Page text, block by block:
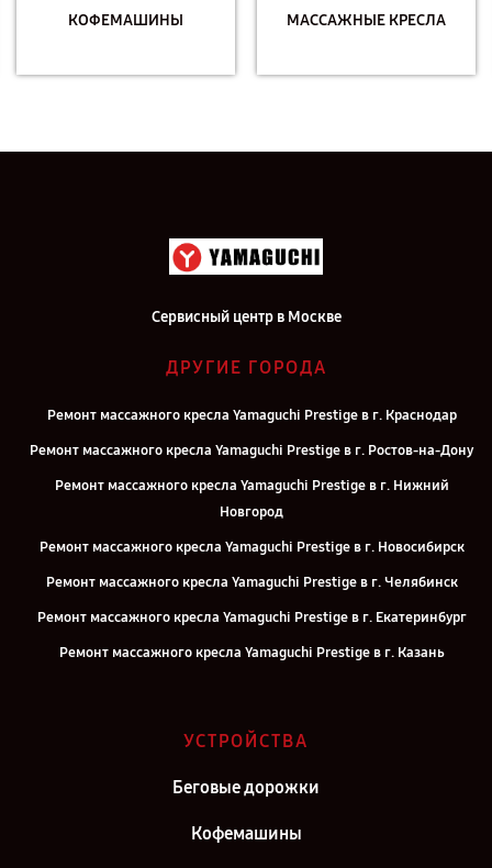
КОФЕМАШИНЫ МАССАЖНЫЕ КРЕСЛА
Сервисный центр в Москве
ДРУГИЕ ГОРОДА
Ремонт массажного кресла Yamaguchi Prestige в г. Краснодар
Ремонт массажного кресла Yamaguchi Prestige в г. Ростов-на-Дону
Ремонт массажного кресла Yamaguchi Prestige в г. Нижний
Новгород
Ремонт массажного кресла Yamaguchi Prestige в г. Новосибирск
Ремонт массажного кресла Yamaguchi Prestige в г. Челябинск
Ремонт массажного кресла Yamaguchi Prestige в г. Екатеринбург
Ремонт массажного кресла Yamaguchi Prestige в г. Казань
Ремонт массажного кресла Yamaguchi Prestige в г. Киров
Ремонт массажного кресла Yamaguchi Prestige в г. Санкт-
УСТРОЙСТВА
Беговые дорожки
Кофемашины